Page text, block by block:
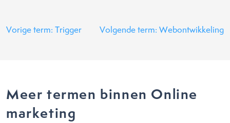
Vorige term: Trigger Volgende term: Webontwikkeling
Meer termen binnen Online
marketing